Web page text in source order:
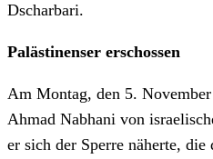
Dscharbari.
Palästinenser erschossen
Am Montag, den 5.
Ahmad Nabhani von
er sich der Sperre näherte,